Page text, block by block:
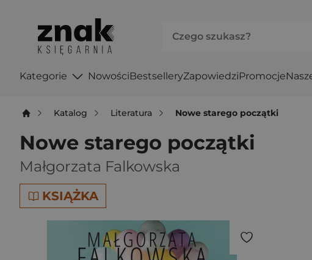
Kategorie NowościBestselleryZapowiedziPromocje
Katalog Literatura Nowe starego początki
Nowe starego początki
Małgorzata Falkowska
KSIĄŻKA